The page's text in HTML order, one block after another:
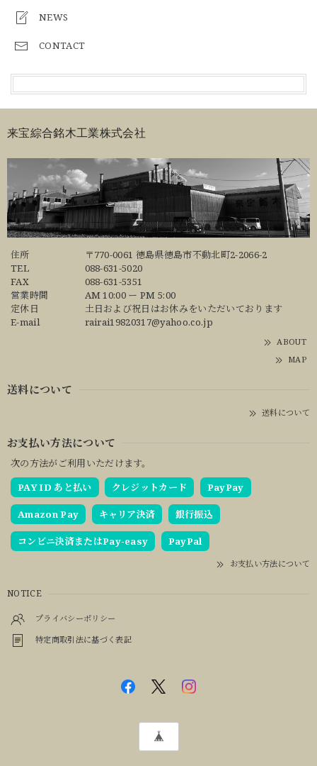
NEWS
CONTACT
来宝綜合銘木工業株式会社
住所
〒770-0061 徳島県徳島市不動北町2-2066-2
TEL
088-631-5020
FAX
088-631-5351
営業時間
AM 10:00 ー PM 5:00
定休日
土日および祝日はお休みをいただいております
E-mail
rairai19820317@yahoo.co.jp
ABOUT
MAP
送料について
送料について
お支払い方法について
次の方法がご利用いただけます。
PAY ID あと払い
クレジットカード PayPay
Amazon Pay キャリア決済 銀行振込
コンビニ決済またはPay-easy PayPal
お支払い方法について
NOTICE
プライバシーポリシー
特定商取引法に基づく表記